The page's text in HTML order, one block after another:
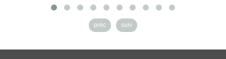
préc suiv